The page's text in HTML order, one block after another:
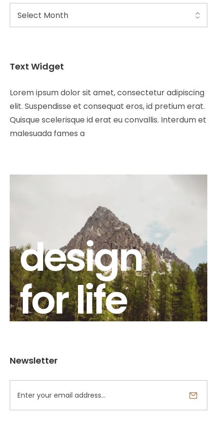
Text Widget
Lorem ipsum dolor sit amet, consectetur adipiscing
elit. Suspendisse et consequat eros, id pretium erat.
Quisque scelerisque id erat eu convallis. Interdum et
malesuada fames a
design
for life
Newsletter